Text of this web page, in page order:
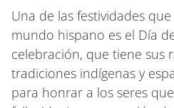
Una de las festividades
mundo hispano es el Día
celebración, que tiene sus
tradiciones indígenas y
para honrar a los seres